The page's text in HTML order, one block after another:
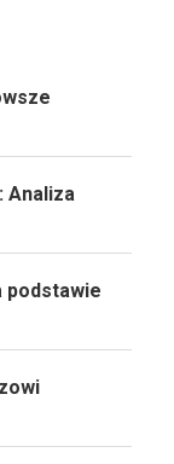
Analiza
podstawie